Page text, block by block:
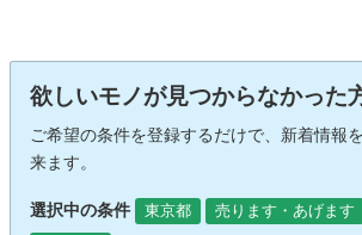
欲しいモノが見つからなかった
ご希望の条件を登録するだけで、新着情報
来ます。
選択中の条件 東京都 売ります・あげます